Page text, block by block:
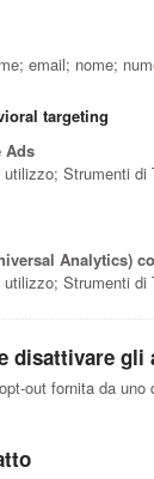
email; nome;
targeting
Ads
Strumenti di
Analytics)
Strumenti di
disattivare
out fornita da